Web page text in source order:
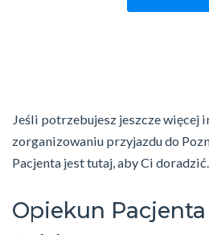
Jeśli potrzebujesz jeszcze więcej
zorganizowaniu przyjazdu do
Pacjenta jest tutaj, aby Ci doradzić.
Opiekun Pacjenta